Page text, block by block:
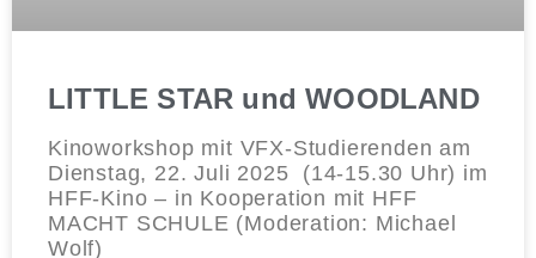
LITTLE STAR und WOODLAND
Kinoworkshop mit VFX-Studierenden am
Dienstag, 22. Juli 2025 (14-15.30 Uhr) im
HFF-Kino – in Kooperation mit HFF
MACHT SCHULE (Moderation: Michael
Wolf)